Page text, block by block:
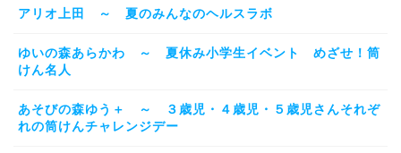
アリオ上田 ～ 夏のみんなのヘルスラボ
ゆいの森あらかわ ～ 夏休み小学生イベント めざせ！筒
けん名人
あそびの森ゆう＋ ～ ３歳児・４歳児・５歳児さんそれぞ
れの筒けんチャレンジデー